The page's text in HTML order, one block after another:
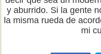
y aburrido. Si la gente
la misma rueda de
mi